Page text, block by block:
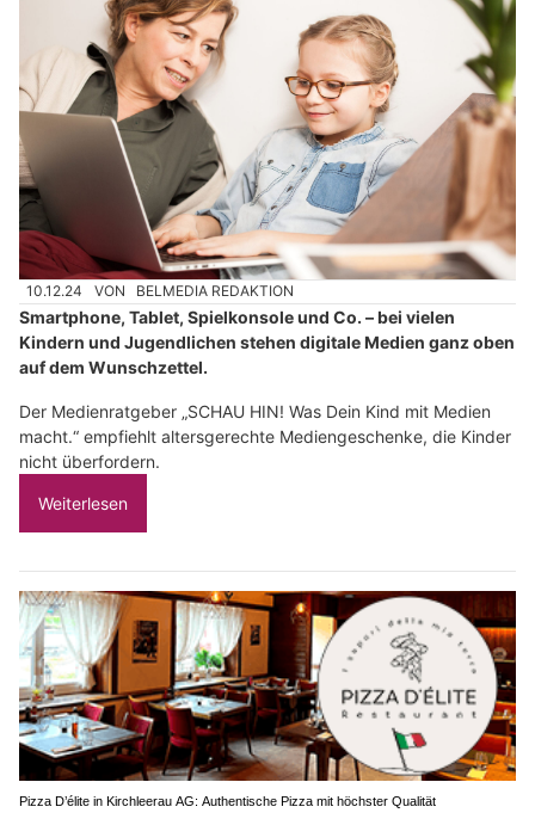
10.12.24 VON BELMEDIA REDAKTION
Smartphone, Tablet, Spielkonsole und Co. – bei vielen
Kindern und Jugendlichen stehen digitale Medien ganz oben
auf dem Wunschzettel.
Der Medienratgeber „SCHAU HIN! Was Dein Kind mit Medien
macht.“ empfiehlt altersgerechte Mediengeschenke, die Kinder
nicht überfordern.
Weiterlesen
Pizza D’élite in Kirchleerau AG: Authentische Pizza mit höchster Qualität